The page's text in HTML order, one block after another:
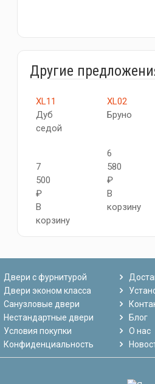
Другие
XL11
Дуб
седой
7
500
₽
В
корзину
XL02
Бруно
6
580
₽
В
корзину
Двери с фурнитурой
Двери эконом класса
Санузловые двери
Нестандартные двери
Условия покупки
Конфиденциальность
Блог
О нас